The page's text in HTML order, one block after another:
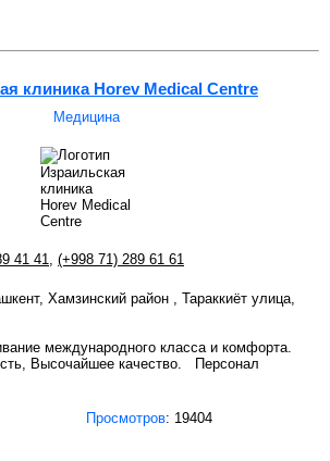
клиника Horev Medical Centre
Медицина
41 41, (+998 71) 289 61 61
Хамзинский район , Тараккиёт улица,
международного класса и комфорта.
Высочайшее качество. Персонал
Просмотров: 19404